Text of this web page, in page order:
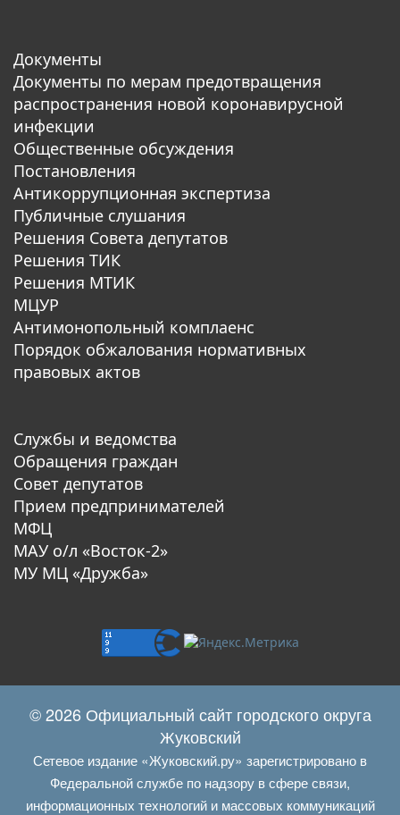
Документы
Документы по мерам предотвращения
распространения новой коронавирусной
инфекции
Общественные обсуждения
Постановления
Антикоррупционная экспертиза
Публичные слушания
Решения Совета депутатов
Решения ТИК
Решения МТИК
МЦУР
Антимонопольный комплаенс
Порядок обжалования нормативных
правовых актов
Службы и ведомства
Обращения граждан
Совет депутатов
Прием предпринимателей
МФЦ
МАУ о/л «Восток-2»
МУ МЦ «Дружба»
© 2026 Официальный сайт городского округа
Жуковский
Сетевое издание «Жуковский.ру» зарегистрировано в
Федеральной службе по надзору в сфере связи,
информационных технологий и массовых коммуникаций